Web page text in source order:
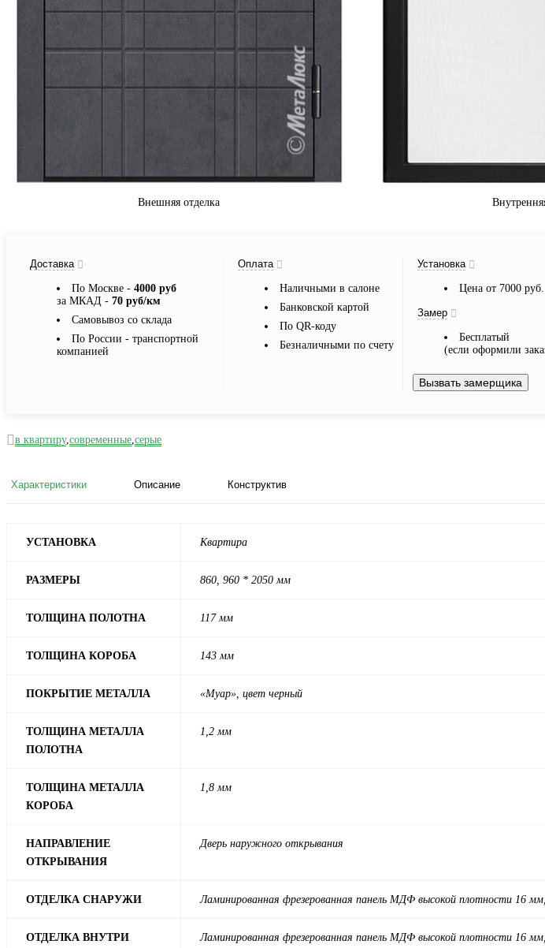
Внешняя отделка
Доставка
По Москве - 4000 руб
за МКАД - 70 руб/км
Самовывоз со склада
По России - транспортной
компанией
Оплата
Наличными в салоне
Банковской картой
По QR-коду
Безналичными по счету
Установка
Цена от 7000 руб.
Замер
Бесплатый
(если оформили
Вызвать замерщика
в квартиру,современные,серые
Характеристики Описание Конструктив
УСТАНОВКА Квартира
РАЗМЕРЫ 860, 960 * 2050 мм
ТОЛЩИНА ПОЛОТНА 117 мм
ТОЛЩИНА КОРОБА 143 мм
ПОКРЫТИЕ МЕТАЛЛА «Муар», цвет черный
ТОЛЩИНА МЕТАЛЛА
ПОЛОТНА
1,2 мм
ТОЛЩИНА МЕТАЛЛА
КОРОБА
1,8 мм
НАПРАВЛЕНИЕ
ОТКРЫВАНИЯ
Дверь наружного открывания
ОТДЕЛКА СНАРУЖИ Ламинированная фрезерованная панель МДФ высокой плотности 16
ОТДЕЛКА ВНУТРИ Ламинированная фрезерованная панель МДФ высокой плотности 16